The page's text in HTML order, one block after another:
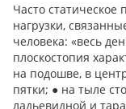
Часто
нагрузки,
человека: «весь
плоскостопия
на подошве, в
пятки; ● на тыле
ладьевидной и